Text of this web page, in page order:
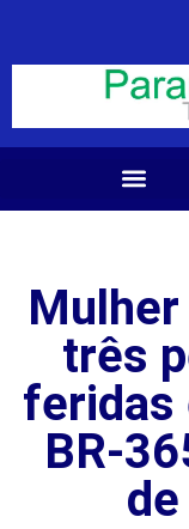
três
feridas
BR-